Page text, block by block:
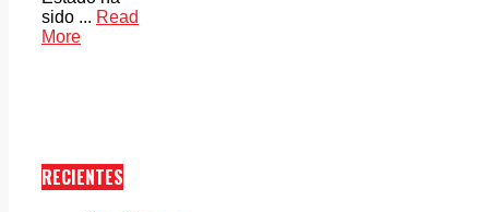
sido ... Read
More
RECIENTES